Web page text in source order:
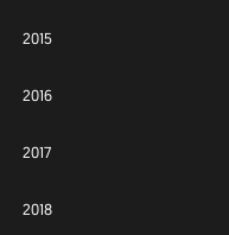
2015
2016
2017
2018